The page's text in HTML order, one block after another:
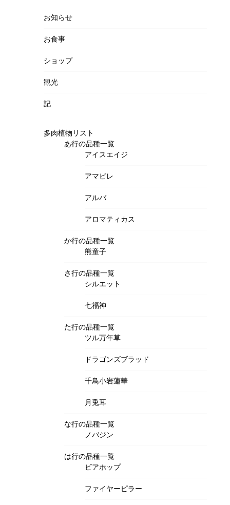
お知らせ
お食事
ショップ
観光
記
多肉植物リスト
あ行の品種一覧
アイスエイジ
アマビレ
アルバ
アロマティカス
か行の品種一覧
熊童子
さ行の品種一覧
シルエット
七福神
た行の品種一覧
ツル万年草
ドラゴンズブラッド
千鳥小岩蓮華
月兎耳
な行の品種一覧
ノバジン
は行の品種一覧
ビアホップ
ファイヤーピラー